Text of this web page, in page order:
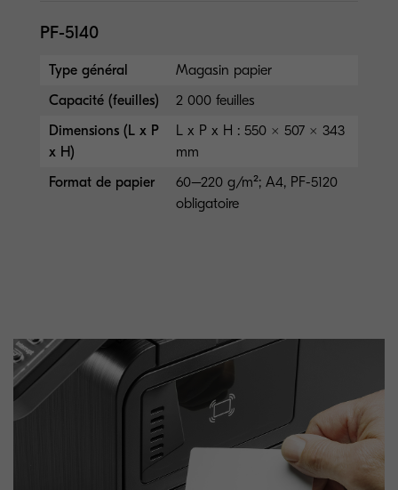
PF-5140
Type général
Magasin papier
Capacité (feuilles)
2 000 feuilles
Dimensions (L x P
x H)
L x P x H : 550 × 507 × 343
mm
Format de papier
60–220 g/m²; A4, PF-5120
obligatoire